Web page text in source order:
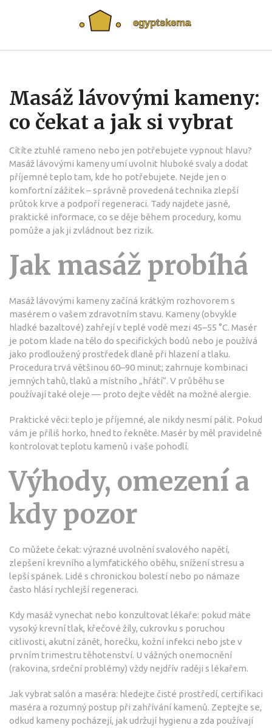
Masáž lávovými kameny:
co čekat a jak si vybrat
Cítíte ztuhlé rameno nebo jen potřebujete vypnout hlavu?
Masáž lávovými kameny umí uvolnit hluboké svaly a dodat
příjemné teplo tam, kde ho potřebujete. Nejde jen o
komfortní zážitek – správně provedená technika zlepší
průtok krve a podpoří regeneraci. Tady najdete jasné,
praktické informace, co se děje během procedury, komu
pomůže a jak ji zvládnout bez rizik.
Jak masáž probíhá
Masáž lávovými kameny začíná krátkým rozhovorem s
masérem o vašem zdravotním stavu. Kameny (obvykle
hladké bazaltové) zahřejí v teplé vodě mezi 45–55 °C. Masér
je potom klade na tělo do specifických bodů nebo je používá
jako prodloužený prostředek dlaně při hlazení a tlaku.
Procedura trvá většinou 60–90 minut; zahrnuje kombinaci
jemných tahů, tlaků a místního „hřátí“. V průběhu se
používají také oleje — proto dejte vědět na možné alergie.
Praktické věci: teplo je příjemné, ale nikdy nesmí pálit. Pokud
vám je příliš horko, hned to řekněte. Masér by měl pravidelně
kontrolovat teplotu kamenů i vaše pohodlí.
Výhody, omezení a
kdy pozor
Co můžete čekat: výrazné uvolnění svalového napětí,
zlepšení krevního a lymfatického oběhu, snížení stresu a
lepší spánek. Lidé s chronickou bolestí nebo po námaze
často hlásí rychlejší regeneraci.
Kdy masáž vynechat nebo konzultovat lékaře: pokud máte
vysoký krevní tlak, křečové žíly, cukrovku s poruchou
citlivosti, akutní zánět, horečku, kožní infekci nebo jste v
prvním trimestru těhotenství. U vážných onemocnění
(rakovina, srdeční problémy) vždy nejdřív raději s lékařem.
Jak vybrat salón a maséra: hledejte čisté prostředí, certifikaci
maséra a rozumný postup při zahřívání kamenů. Zeptejte se,
odkud kameny pocházejí, jak udržují hygienu a zda používají